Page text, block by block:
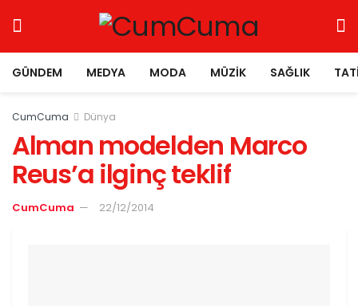
GÜNDEM MEDYA MODA MÜZIK SAĞLIK
CumCuma Dünya
Alman modelden Marco
Reus’a ilginç teklif
CumCuma 22/12/2014